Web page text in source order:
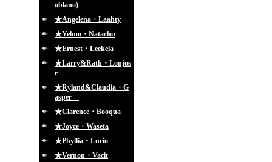
oblano)
★Angelena・Laahty
★Yelmo・Natachu
★Ernest・Leekela
★Larry&Rath・Lonjos
e
★Ryland&Claudia・G
asper
★Clarence・Booqua
★Joyce・Waseta
★Phyllia・Lucio
★Vernon・Vacit